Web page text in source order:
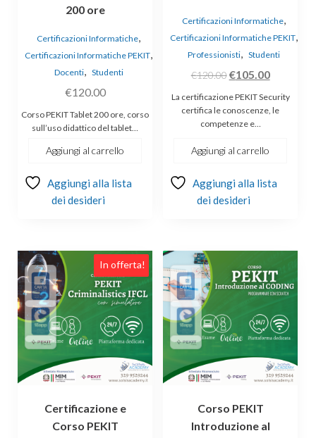
200 ore
Certificazioni Informatiche,
Certificazioni Informatiche PEKIT,
Docenti, Studenti
€120.00
Corso PEKIT Tablet 200 ore, corso
sull’uso didattico del tablet…
Aggiungi al carrello
Aggiungi alla lista
dei desideri
Certificazioni Informatiche,
Certificazioni Informatiche PEKIT,
Professionisti, Studenti
€120.00Il
prezzo
originale
era:
€120.00.
€105.00Il
prezzo
attuale
La certificazione PEKIT Security
certifica le conoscenze, le
competenze e…
Aggiungi al carrello
Aggiungi alla lista
dei desideri
In offerta!
Certificazione e
Corso PEKIT
Corso PEKIT
Introduzione al